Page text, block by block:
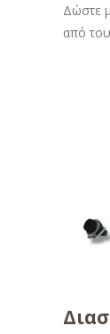
Δώστε
από